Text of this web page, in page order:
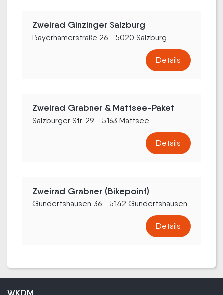
Zweirad Ginzinger Salzburg
Bayerhamerstraße 26 - 5020 Salzburg
Details
Zweirad Grabner & Mattsee-Paket
Salzburger Str. 29 - 5163 Mattsee
Details
Zweirad Grabner (Bikepoint)
Gundertshausen 36 - 5142 Gundertshausen
Details
WKDM